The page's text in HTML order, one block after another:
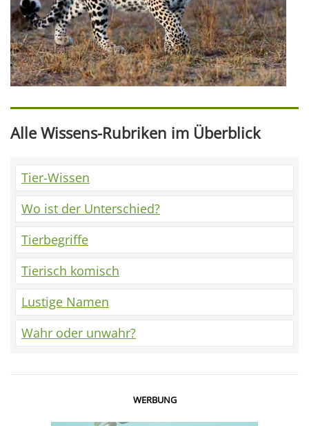
Alle Wissens-Rubriken im Überblick
Tier-Wissen
Wo ist der Unterschied?
Tierbegriffe
Tierisch komisch
Lustige Namen
Wahr oder unwahr?
WERBUNG